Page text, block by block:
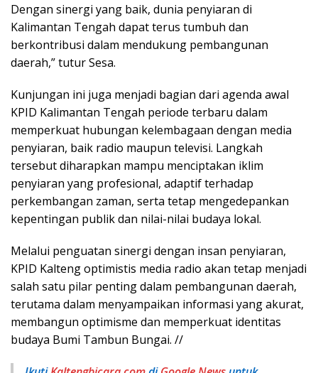
Dengan sinergi yang baik, dunia penyiaran di
Kalimantan Tengah dapat terus tumbuh dan
berkontribusi dalam mendukung pembangunan
daerah,” tutur Sesa.
Kunjungan ini juga menjadi bagian dari agenda awal
KPID Kalimantan Tengah periode terbaru dalam
memperkuat hubungan kelembagaan dengan media
penyiaran, baik radio maupun televisi. Langkah
tersebut diharapkan mampu menciptakan iklim
penyiaran yang profesional, adaptif terhadap
perkembangan zaman, serta tetap mengedepankan
kepentingan publik dan nilai-nilai budaya lokal.
Melalui penguatan sinergi dengan insan penyiaran,
KPID Kalteng optimistis media radio akan tetap menjadi
salah satu pilar penting dalam pembangunan daerah,
terutama dalam menyampaikan informasi yang akurat,
membangun optimisme dan memperkuat identitas
budaya Bumi Tambun Bungai. //